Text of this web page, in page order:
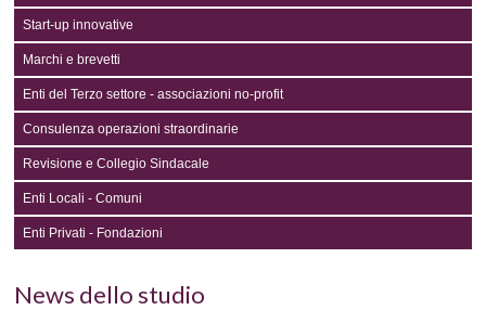
Start-up innovative
Marchi e brevetti
Enti del Terzo settore - associazioni no-profit
Consulenza operazioni straordinarie
Revisione e Collegio Sindacale
Enti Locali - Comuni
Enti Privati - Fondazioni
News dello studio